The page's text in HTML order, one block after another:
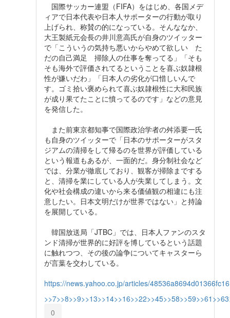
国際サッカー連盟（FIFA）をはじめ、各国メデ
ィアで日本代表や日本人サポーターの行動が取り
上げられ、称賛の的になっている。そんななか、
大王製紙元会長の井川意高氏が自身のツイッター
で「こういうの気持ち悪いからやめて欲しい た
だの自己満足 掃除人の仕事を奪ってる」「そも
そも海外で評価されてるということを喜ぶ奴隷根
性が嫌いだわ」「日本人の劣化が口惜しいんで
す。ゴミ拾い褒められて喜ぶ奴隷根性に大和民族
が成り果てたことに憤ってるのです」などの意見
を発信した。
また前東京都知事で国際政治学者の舛添要一氏
も自身のツイッターで「日本のサポーターがスタ
ジアムの清掃をして帰るのを世界が評価している
という報道もあるが、一面的だ。身分制社会など
では、分業が徹底しており、観客が掃除までする
と、清掃を業にしている人が失業してしまう。文
化や社会構成の違いから来る価値観の相違にも注
意したい。日本文明だけが世界ではない」と持論
を展開している。
韓国放送局「JTBC」では、日本人ファンのスタ
ンド清掃が世界的に好評を博しているという話題
に触れつつ、その後の論争についてキャスターら
が言葉を交わしている。
https://news.yahoo.co.jp/articles/
>>7>>8>>9>>13>>14>>16>>22>>45>>58>>59>>61 >>63
0